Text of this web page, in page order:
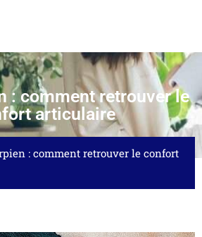
: comment retrouver le
articulaire
: comment retrouver le confort